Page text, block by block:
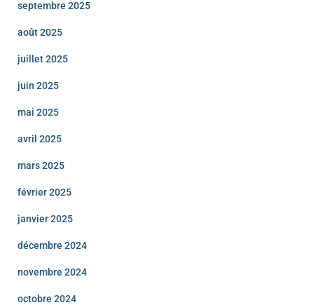
septembre 2025
août 2025
juillet 2025
juin 2025
mai 2025
avril 2025
mars 2025
février 2025
janvier 2025
décembre 2024
novembre 2024
octobre 2024